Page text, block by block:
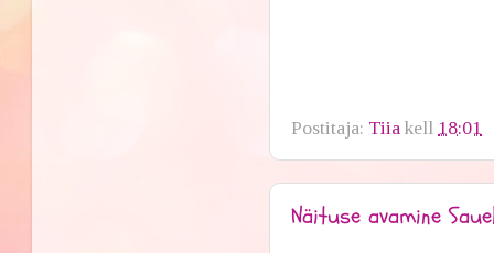
Postitaja: Tiia kell 18:01
Näituse avamine